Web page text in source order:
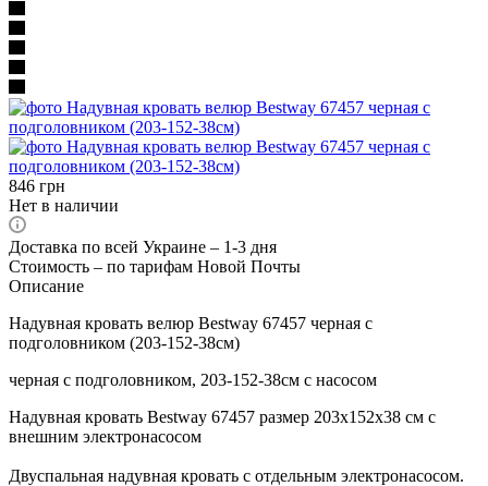
846 грн
Нет в наличии
Доставка по всей Украине – 1-3 дня
Стоимость – по тарифам Новой Почты
Описание
Надувная кровать велюр Bestway 67457 черная с
подголовником (203-152-38см)
черная с подголовником, 203-152-38см с насосом
Надувная кровать Bestway 67457 размер 203х152x38 см с
внешним электронасосом
Двуспальная надувная кровать с отдельным электронасосом.